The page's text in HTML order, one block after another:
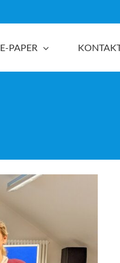
E-PAPER